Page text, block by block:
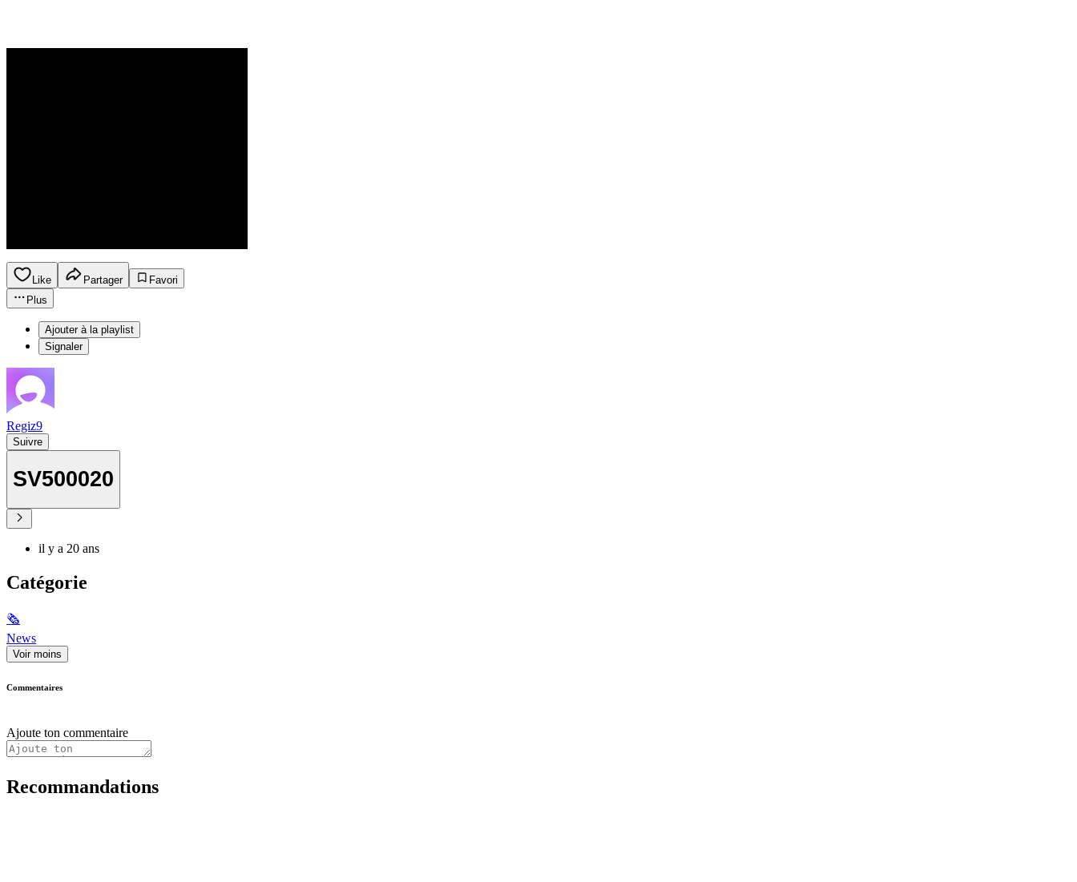
Like Partager
Favori
Plus
Ajouter à la playlist
Signaler
Regiz9
Suivre
SV500020
il y a 20 ans
Catégorie
🗞
News
Voir moins
Commentaires
Ajoute ton commentaire
Recommandations